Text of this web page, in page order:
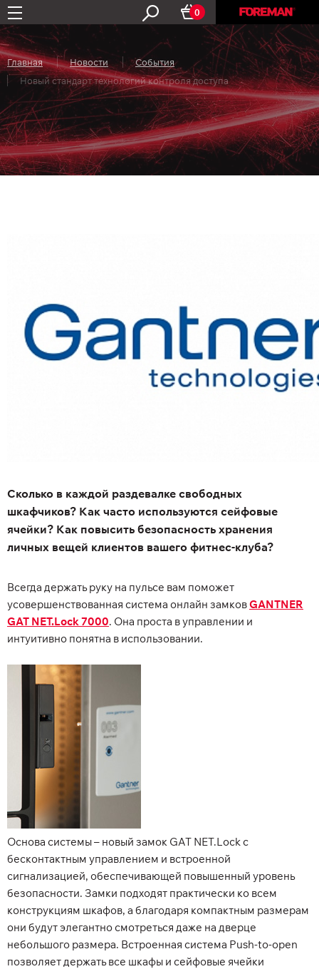
0
Главная Новости
События
Новый стандарт технологий контроля доступа
Сколько в каждой раздевалке свободных
шкафчиков? Как часто используются сейфовые
ячейки? Как повысить безопасность хранения
личных вещей клиентов вашего фитнес-клуба?
Всегда держать руку на пульсе вам поможет
усовершенствованная система онлайн замковGANTNER
GAT NET.Lock 7000. Она проста в управлении и
интуитивно понятна в использовании.
Основа системы – новый замок GAT NET.Lock с
бесконтактным управлением и встроенной
сигнализацией, обеспечивающей повышенный уровень
безопасности. Замки подходят практически ко всем
конструкциям шкафов, а благодаря компактным размерам
они будут элегантно смотреться даже на дверце
небольшого размера. Встроенная система Push-to-open
позволяет держать все шкафы и сейфовые ячейки